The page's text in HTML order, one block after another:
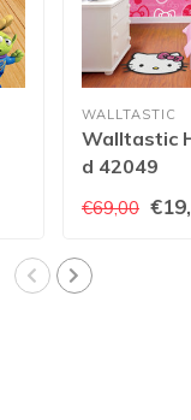
WALLTASTIC
Walltastic
d 42049
€69,00